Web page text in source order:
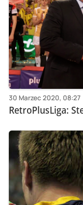
30 Marzec 2020, 08:27
RetroPlusLiga: